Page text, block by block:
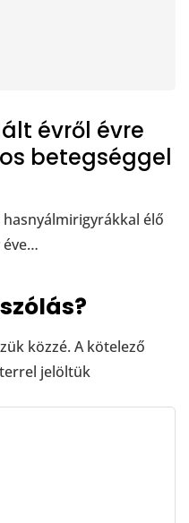
évről évre
betegséggel
élő
éve…
közzé. A kötelező
jelöltük